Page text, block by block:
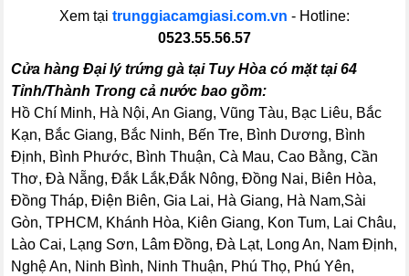
Xem tại trunggiacamgiasi.com.vn - Hotline:
0523.55.56.57
Cửa hàng Đại lý trứng gà tại Tuy Hòa có mặt tại 64
Tỉnh/Thành Trong cả nước bao gồm:
Hồ Chí Minh, Hà Nội, An Giang, Vũng Tàu, Bạc Liêu, Bắc
Kạn, Bắc Giang, Bắc Ninh, Bến Tre, Bình Dương, Bình
Định, Bình Phước, Bình Thuận, Cà Mau, Cao Bằng, Cần
Thơ, Đà Nẵng, Đắk Lắk,Đắk Nông, Đồng Nai, Biên Hòa,
Đồng Tháp, Điện Biên, Gia Lai, Hà Giang, Hà Nam,Sài
Gòn, TPHCM, Khánh Hòa, Kiên Giang, Kon Tum, Lai Châu,
Lào Cai, Lạng Sơn, Lâm Đồng, Đà Lạt, Long An, Nam Định,
Nghệ An, Ninh Bình, Ninh Thuận, Phú Thọ, Phú Yên,